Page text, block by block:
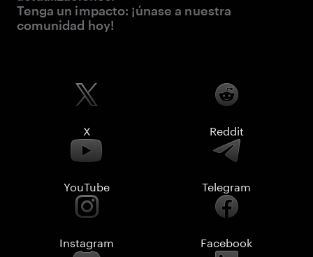
Tenga un impacto: ¡únase a nuestra
comunidad hoy!
X Reddit
YouTube Telegram
Instagram Facebook